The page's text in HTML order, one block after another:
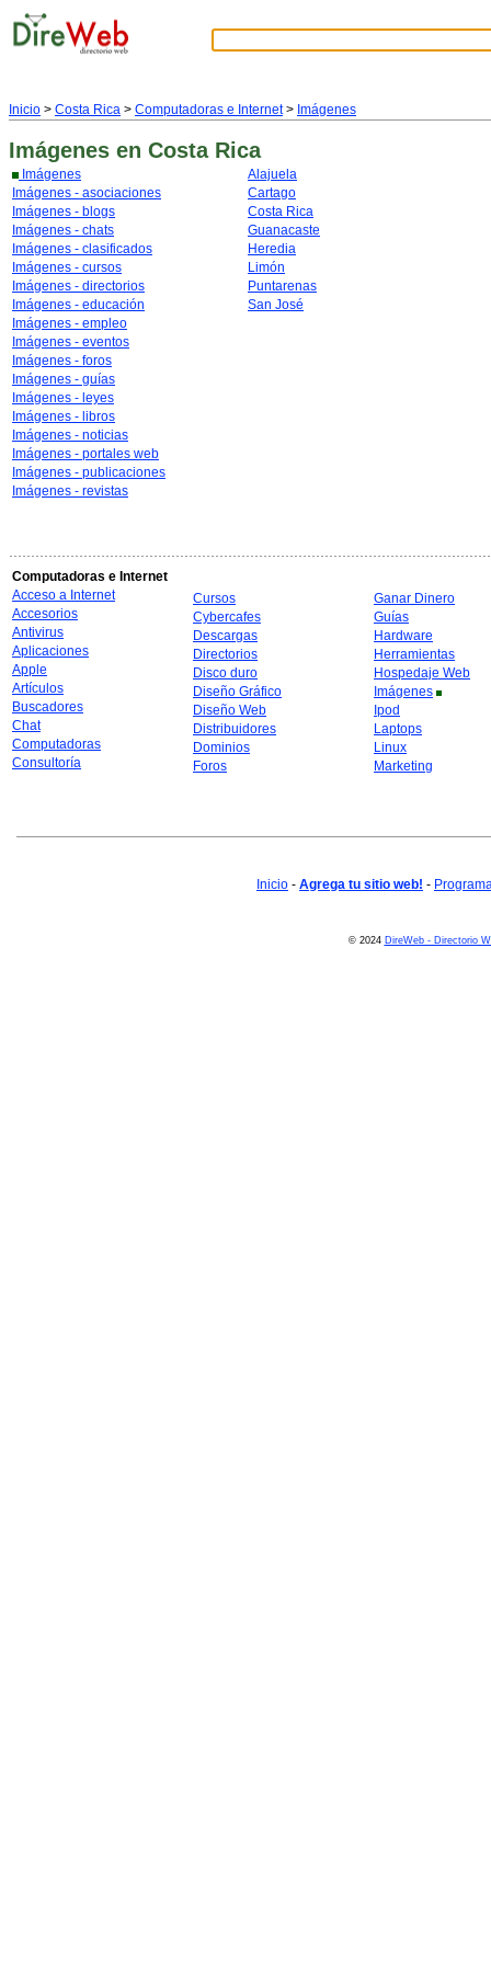
Inicio > Costa Rica > Computadoras e Internet> Imágenes
Imágenes en Costa Rica
Imágenes
Imágenes - asociaciones
Imágenes - blogs
Imágenes - chats
Imágenes - clasificados
Imágenes - cursos
Imágenes - directorios
Imágenes - educación
Imágenes - empleo
Imágenes - eventos
Imágenes - foros
Imágenes - guías
Imágenes - leyes
Imágenes - libros
Imágenes - noticias
Imágenes - portales web
Imágenes - publicaciones
Imágenes - revistas
Alajuela
Cartago
Costa Rica
Guanacaste
Heredia
Limón
Puntarenas
San José
Computadoras e Internet
Acceso a Internet
Accesorios
Antivirus
Aplicaciones
Apple
Artículos
Buscadores
Chat
Computadoras
Consultoría
Cursos
Cybercafes
Descargas
Directorios
Disco duro
Diseño Gráfico
Diseño Web
Distribuidores
Dominios
Foros
Ganar Dinero
Guías
Hardware
Herramientas
Hospedaje Web
Imágenes
Ipod
Laptops
Linux
Marketing
Inicio - Agrega tu sitio web! -
© 2024 DireWeb - Directorio